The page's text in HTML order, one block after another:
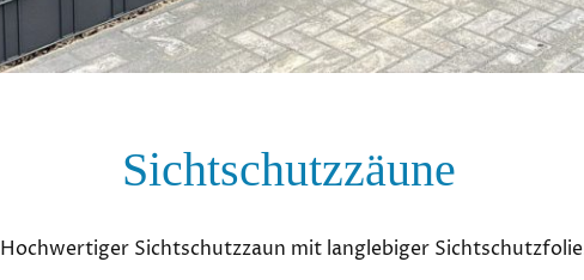
Sichtschutzzäune
Hochwertiger Sichtschutzzaun mit langlebiger